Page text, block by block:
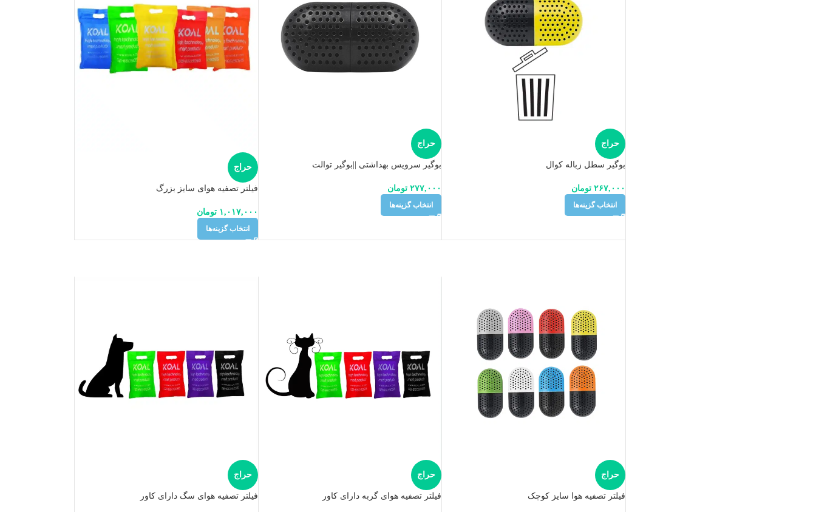
حراج
بوگیر سطل زباله کوال
۲۶۷,۰۰۰ تومان
انتخاب گزینه‌ها
حراج
بوگیر سرویس بهداشتی ||‌بوگیر توالت
۲۷۷,۰۰۰ تومان
انتخاب گزینه‌ها
حراج
فیلتر تصفیه هوای سایز بزرگ
۱,۰۱۷,۰۰۰ تومان
انتخاب گزینه‌ها
حراج
فیلتر تصفیه هوا سایز کوچک
حراج
فیلتر تصفیه هوای گربه دارای کاور
حراج
فیلتر تصفیه هوای سگ دارای کاور